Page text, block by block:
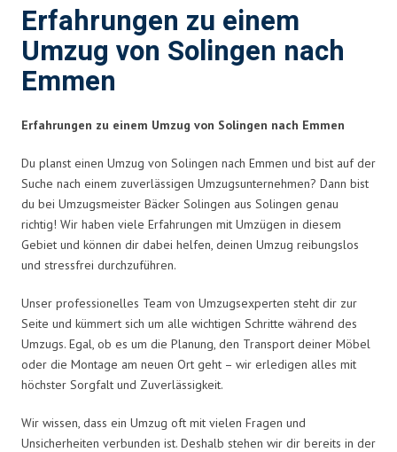
Erfahrungen zu einem
Umzug von Solingen nach
Emmen
Erfahrungen zu einem Umzug von Solingen nach Emmen
Du planst einen Umzug von Solingen nach Emmen und bist auf der
Suche nach einem zuverlässigen Umzugsunternehmen? Dann bist
du bei Umzugsmeister Bäcker Solingen aus Solingen genau
richtig! Wir haben viele Erfahrungen mit Umzügen in diesem
Gebiet und können dir dabei helfen, deinen Umzug reibungslos
und stressfrei durchzuführen.
Unser professionelles Team von Umzugsexperten steht dir zur
Seite und kümmert sich um alle wichtigen Schritte während des
Umzugs. Egal, ob es um die Planung, den Transport deiner Möbel
oder die Montage am neuen Ort geht – wir erledigen alles mit
höchster Sorgfalt und Zuverlässigkeit.
Wir wissen, dass ein Umzug oft mit vielen Fragen und
Unsicherheiten verbunden ist. Deshalb stehen wir dir bereits in der